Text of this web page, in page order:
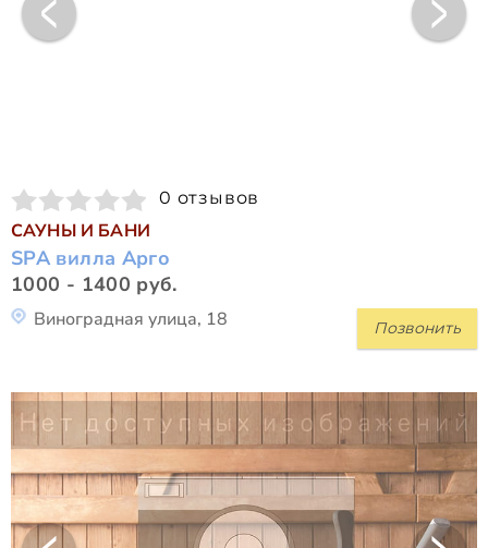
0 отзывов
САУНЫ И БАНИ
SPA вилла Арго
1000 - 1400 руб.
Позвонить
Виноградная улица, 18